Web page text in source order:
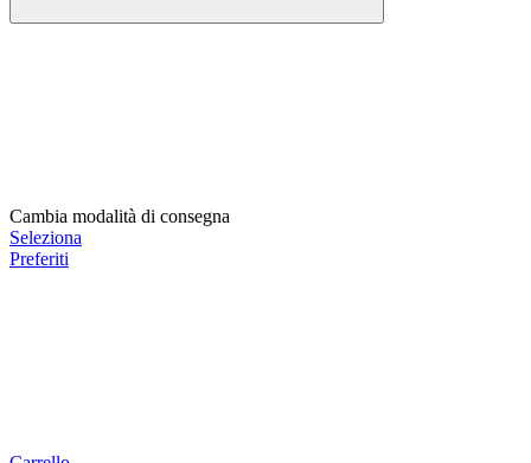
Cambia modalità di consegna
Seleziona
Preferiti